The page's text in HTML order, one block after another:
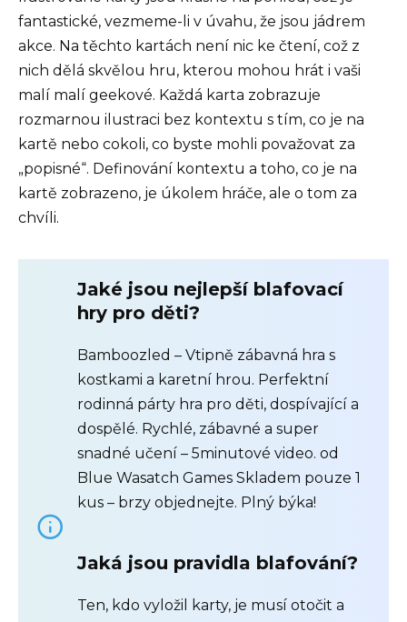
fantastické, vezmeme-li v úvahu, že jsou jádrem
akce. Na těchto kartách není nic ke čtení, což z
nich dělá skvělou hru, kterou mohou hrát i vaši
malí malí geekové. Každá karta zobrazuje
rozmarnou ilustraci bez kontextu s tím, co je na
kartě nebo cokoli, co byste mohli považovat za
„popisné“. Definování kontextu a toho, co je na
kartě zobrazeno, je úkolem hráče, ale o tom za
chvíli.
Jaké jsou nejlepší blafovací
hry pro děti?
Bamboozled – Vtipně zábavná hra s
kostkami a karetní hrou. Perfektní
rodinná párty hra pro děti, dospívající a
dospělé. Rychlé, zábavné a super
snadné učení – 5minutové video. od
Blue Wasatch Games Skladem pouze 1
kus – brzy objednejte. Plný býka!
Jaká jsou pravidla blafování?
Ten, kdo vyložil karty, je musí otočit a